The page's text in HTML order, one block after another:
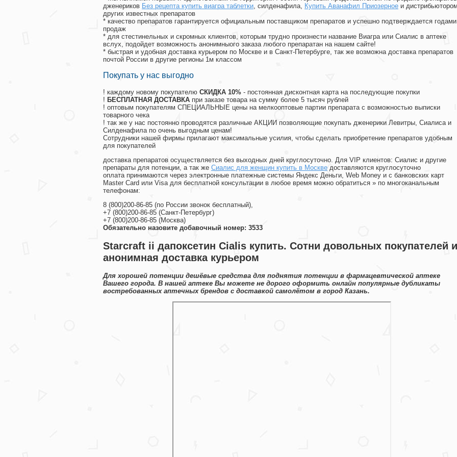
дженериков Без рецепта купить виагра таблетки, силденафила, Купить Аванафил Приозерное и
других известных препаратов
* качество препаратов гарантируется официальным поставщиком препаратов и успешно подтверждается годами
продаж
* для стестинельных и скромных клиентов, которым трудно произнести название Виагра или Сиалис в аптеке
вслух, подойдет возможность анонимныого заказа любого препаратан на нашем сайте!
* быстрая и удобная доставка курьером по Москве и в Санкт-Петербурге, так же возможна доставка препаратов
почтой России в другие регионы 1м классом
Покупать у нас выгодно
! каждому новому покупателю СКИДКА 10% - постоянная дисконтная карта на последующие покупки
! БЕСПЛАТНАЯ ДОСТАВКА при заказе товара на сумму более 5 тысяч рублей
! оптовым покупателям СПЕЦИАЛЬНЫЕ цены на мелкооптовые партии препарата с возможностью выписки
товарного чека
! так же у нас постоянно проводятся различные АКЦИИ позволяющие покупать дженерики Левитры, Сиалиса и
Силденафила по очень выгодным ценам!
Cотрудники нашей фирмы прилагают максимальные усилия, чтобы сделать приобретение препаратов удобным
для покупателей
доставка препаратов осуществляется без выходных дней круглосуточно. Для VIP клиентов: Сиалис и другие
препараты для потенции, а так же Сиалис для женщин купить в Москве доставляются круглосуточно
оплата принимаются через электронные платежные системы Яндекс Деньги, Web Money и с банковских карт
Master Card или Visa для бесплатной консультации в любое время можно обратиться » по многоканальным
телефонам:
8 (800)200-86-85 (по России звонок бесплатный),
+7 (800)200-86-85 (Санкт-Петербург)
+7 (800)200-86-85 (Москва)
Обязательно назовите добавочный номер: 3533
Starcraft ii дапоксетин Cialis купить. Сотни довольных покупателей и
анонимная доставка курьером
Для хорошей потенции дешёвые средства для поднятия потенции в фармацевтической аптеке
Вашего города. В нашей аптеке Вы можете не дорого оформить онлайн популярные дубликаты
востребованных аптечных брендов с доставкой самолётом в город Казань.